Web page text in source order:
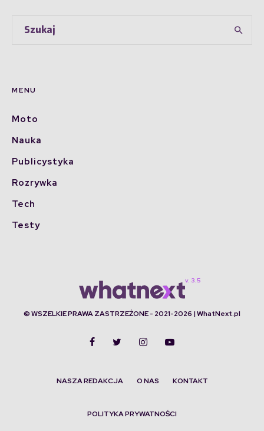
MENU
Moto
Nauka
Publicystyka
Rozrywka
Tech
Testy
© WSZELKIE PRAWA ZASTRZEŻONE - 2021-2026 | WhatNext.pl
NASZA REDAKCJA O NAS KONTAKT
POLITYKA PRYWATNOŚCI